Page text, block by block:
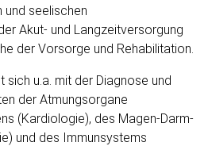
und seelischen
Akut- und Langzeitversorgung
der Vorsorge und Rehabilitation.
sich u.a. mit der Diagnose und
der Atmungsorgane
(Kardiologie), des Magen-Darm-
und des Immunsystems